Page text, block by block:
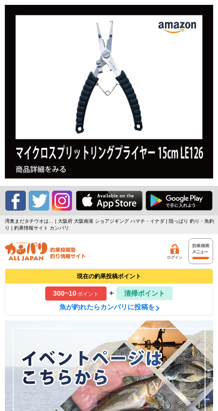
湾奥まだタチウオは… | 大阪府 大阪南港 ショアジギング ハマチ・イナダ | 陸っぱり 釣り・魚釣
り | 釣果情報サイト カンパリ
ログイン
現在の釣果投稿ポイント
300~10ポイント +
清掃ポイント
魚が釣れたらカンパリに投稿を